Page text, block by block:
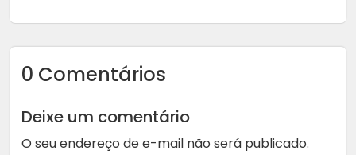
0 Comentários
Deixe um comentário
O seu endereço de e-mail não será publicado.